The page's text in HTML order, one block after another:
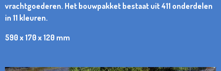
vrachtgoederen. Het bouwpakket bestaat uit 411 onderdelen
in 11 kleuren.
590 x 170 x 120 mm